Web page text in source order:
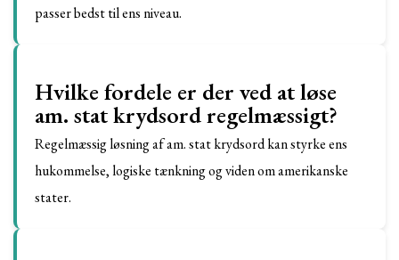
passer bedst til ens niveau.
Hvilke fordele er der ved at løse
am. stat krydsord regelmæssigt?
Regelmæssig løsning af am. stat krydsord kan styrke ens
hukommelse, logiske tænkning og viden om amerikanske
stater.